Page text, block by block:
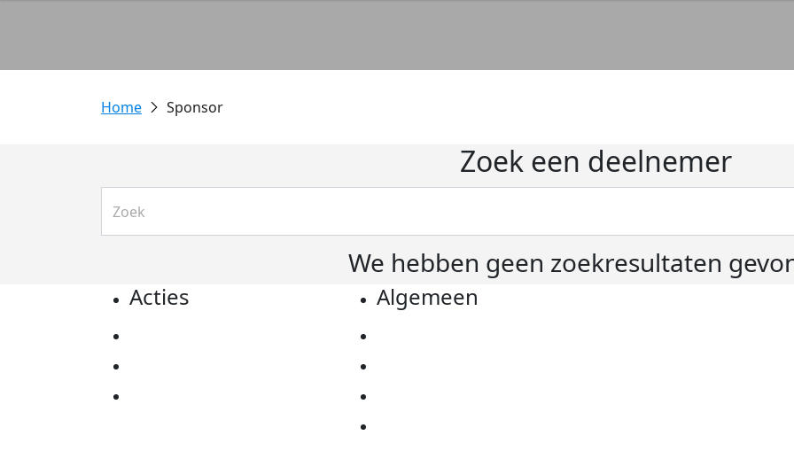
Sponsor
Zoek een deelnemer
We hebben geen zoekresultaten
Acties Algemeen